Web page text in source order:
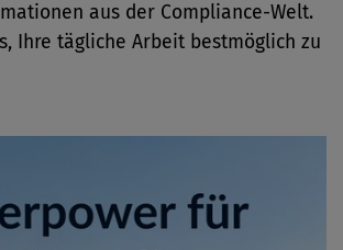
aus der Compliance-Welt.
Ihre tägliche Arbeit bestmöglich zu